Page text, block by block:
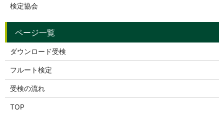
検定協会
ダウンロード受検
フルート検定
受検の流れ
TOP